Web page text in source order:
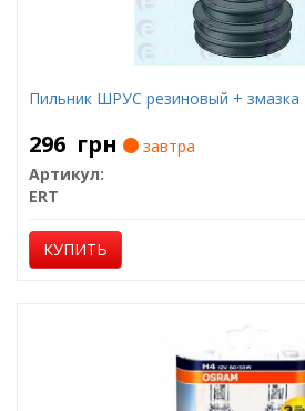
Пильник ШРУС резиновый + змазка
296 грн
завтра
Артикул:
ERT
КУПИТЬ